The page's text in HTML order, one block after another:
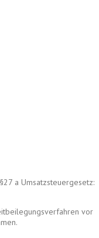
a Umsatzsteuergesetz:
vor